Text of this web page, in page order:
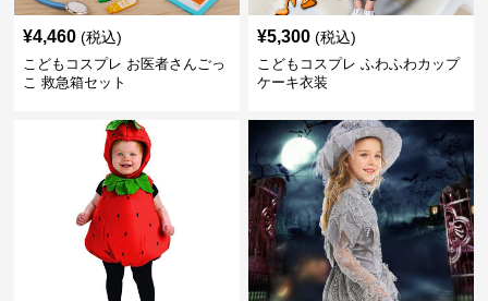
¥4,460 (税込)
こどもコスプレ お医者さんごっ
こ 救急箱セット
¥5,300 (税込)
こどもコスプレ ふわふわカップ
ケーキ衣装